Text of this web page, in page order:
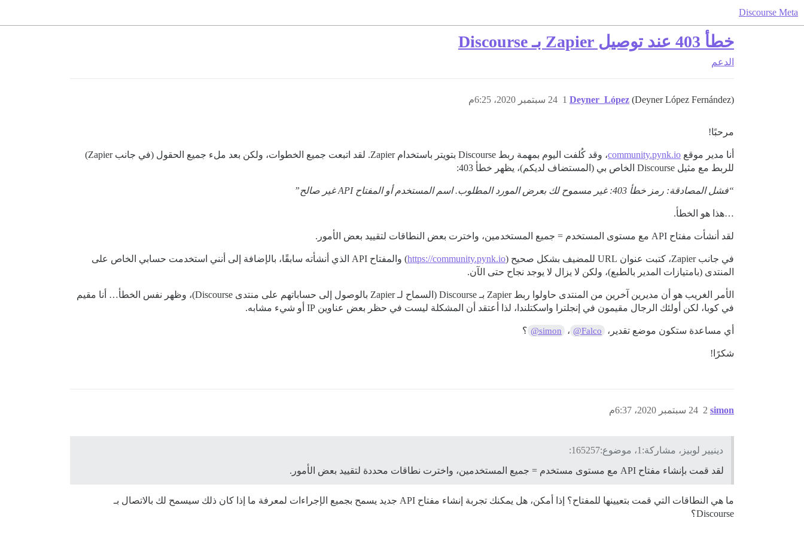
Discourse Meta
خطأ 403 عند توصيل Zapier بـ Discourse
الدعم
Deyner_López (Deyner López Fernández) 24 سبتمبر 2020، 6:25م 1
مرحبًا!
أنا مدير موقع community.pynk.io
، وقد كُلفت اليوم بمهمة ربط Discourse بتويتر باستخدام Zapier. لقد اتبعت جميع الخطوات، ولكن بعد ملء جميع الحقول (في جانب Zapier)
للربط مع مثيل Discourse الخاص بي (المستضاف لديكم)، يظهر خطأ 403:
“فشل المصادقة: رمز خطأ 403: غير مسموح لك بعرض المورد المطلوب. اسم المستخدم أو المفتاح API غير صالح”
…هذا هو الخطأ.
لقد أنشأت مفتاح API مع مستوى المستخدم = جميع المستخدمين، واخترت بعض النطاقات لتقييد بعض الأمور.
في جانب Zapier، كتبت عنوان URL للمضيف بشكل صحيح ( https://community.pynk.io
) والمفتاح API الذي أنشأته سابقًا، بالإضافة إلى أنني استخدمت حسابي الخاص على
المنتدى (بامتيازات المدير بالطبع)، ولكن لا يزال لا يوجد نجاح حتى الآن.
الأمر الغريب هو أن مديرين آخرين من المنتدى حاولوا ربط Zapier بـ Discourse (السماح لـ Zapier بالوصول إلى حساباتهم على منتدى Discourse)، وظهر نفس الخطأ… أنا مقيم
في كوبا، لكن أولئك الرجال مقيمون في إنجلترا واسكتلندا، لذا أعتقد أن المشكلة ليست في حظر بعض عناوين IP أو شيء مشابه.
أي مساعدة ستكون موضع تقدير، @Falco ، @simon ؟
شكرًا!
simon 24 سبتمبر 2020، 6:37م 2
دينيير لوبيز، مشاركة:1، موضوع:165257:
لقد قمت بإنشاء مفتاح API مع مستوى مستخدم = جميع المستخدمين، واخترت نطاقات محددة لتقييد بعض الأمور.
ما هي النطاقات التي قمت بتعيينها للمفتاح؟ إذا أمكن، هل يمكنك تجربة إنشاء مفتاح API جديد يسمح بجميع الإجراءات لمعرفة ما إذا كان ذلك سيسمح لك بالاتصال بـ
Discourse؟